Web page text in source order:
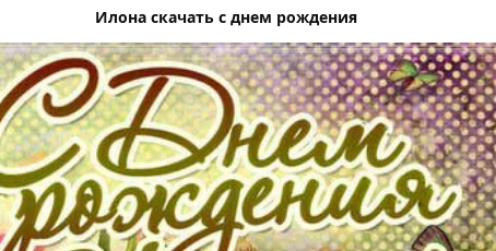
Илона скачать с днем рождения